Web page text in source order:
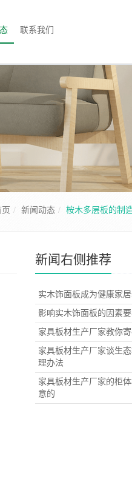
联系我们
新闻动态 桉木多层板的制
新闻右侧推荐
实木饰面板成为健康家
影响实木饰面板的因素
家具板材生产厂家教你
家具板材生产厂家谈生
理办法
家具板材生产厂家的柜
意的